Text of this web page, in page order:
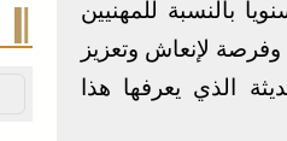
بالنسبة للمهنيين
وفرصة لإنعاش وتعزيز
الذي يعرفها هذا